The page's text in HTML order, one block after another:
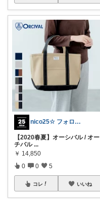
nico25☆ フォロー&ご購入感謝です
【2020春夏】オーシバル / オー
チバル ...
￥ 14,850
0 0 5
コレ いいね